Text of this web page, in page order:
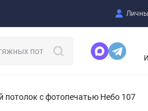
потолок с фотопечатью Небо 107